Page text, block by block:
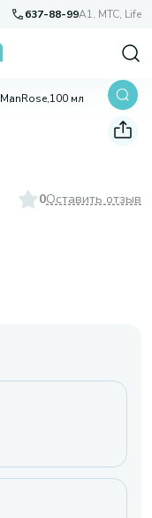
637-88-99A1, МТС, Life
ManRose,100 мл
0Оставить отзыв